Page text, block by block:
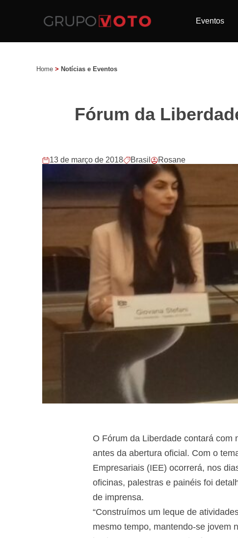
Eventos
Home > Notícias e Eventos
Fórum da
13 de março de 2018 Brasil Rosane
O Fórum da Liberdade contará com
antes da abertura oficial. Com o
Empresariais (IEE) ocorrerá, nos
oficinas, palestras e painéis foi
de imprensa.
“Construímos um leque de
mesmo tempo, mantendo-se jovem